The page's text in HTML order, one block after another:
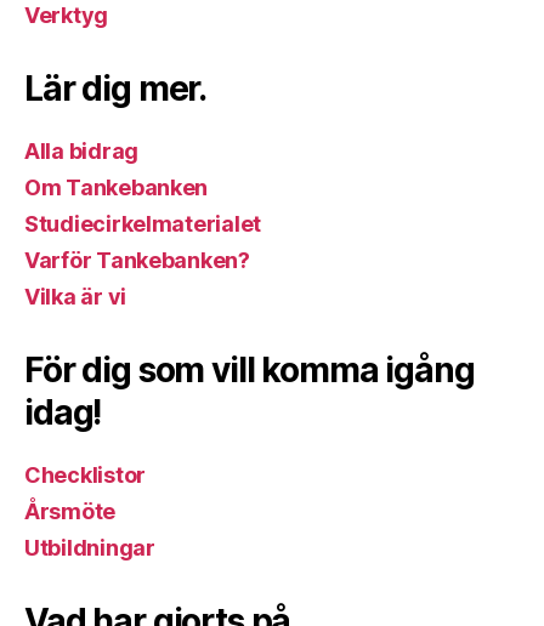
Verktyg
Lär dig mer.
Alla bidrag
Om Tankebanken
Studiecirkelmaterialet
Varför Tankebanken?
Vilka är vi
För dig som vill komma igång
idag!
Checklistor
Årsmöte
Utbildningar